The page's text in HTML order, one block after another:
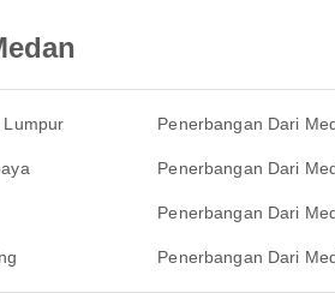
Lumpur Penerbangan Dari
Penerbangan Dari
Penerbangan Dari
Penerbangan Dari